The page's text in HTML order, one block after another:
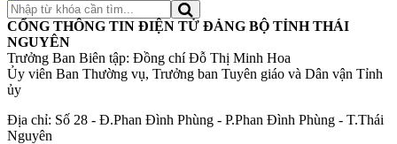
CỔNG THÔNG TIN ĐIỆN TỬ ĐẢNG BỘ TỈNH THÁI
NGUYÊN
Trưởng Ban Biên tập: Đồng chí Đỗ Thị Minh Hoa
Ủy viên Ban Thường vụ, Trưởng ban Tuyên giáo và Dân vận Tỉnh
ủy
Địa chỉ: Số 28 - Đ.Phan Đình Phùng - P.Phan Đình Phùng - T.Thái
Nguyên